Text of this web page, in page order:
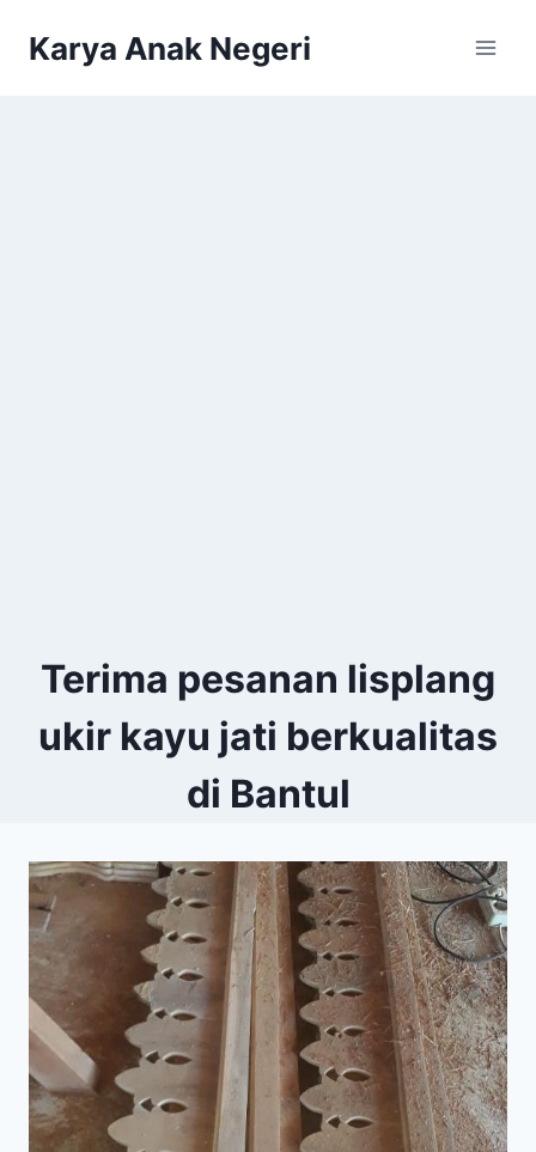
Karya Anak Negeri
Terima pesanan lisplang
ukir kayu jati berkualitas
di Bantul